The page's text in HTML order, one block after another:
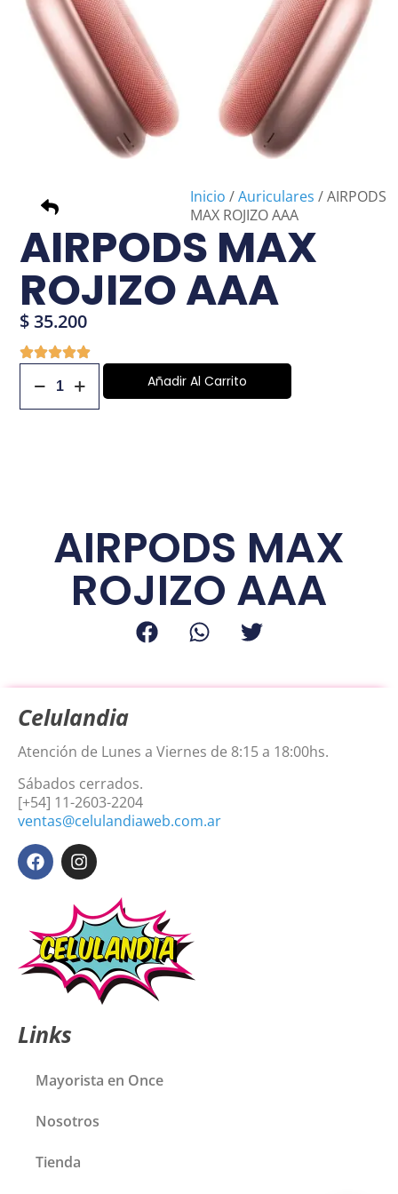
Inicio /Auriculares / AIRPODS
MAX ROJIZO AAA
AIRPODS MAX
ROJIZO AAA
$35.200
Añadir Al Carrito
AIRPODS MAX
ROJIZO AAA
Celulandia
Atención de Lunes a Viernes de 8:15 a 18:00hs.
Sábados cerrados.
[+54] 11-2603-2204
ventas@celulandiaweb.com.ar
Links
Mayorista en Once
Nosotros
Tienda
NO armes tu
logueado, no
podrás realizar tu
de login.
Aceptar